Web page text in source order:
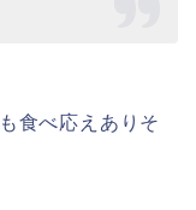
食べ応えありそ